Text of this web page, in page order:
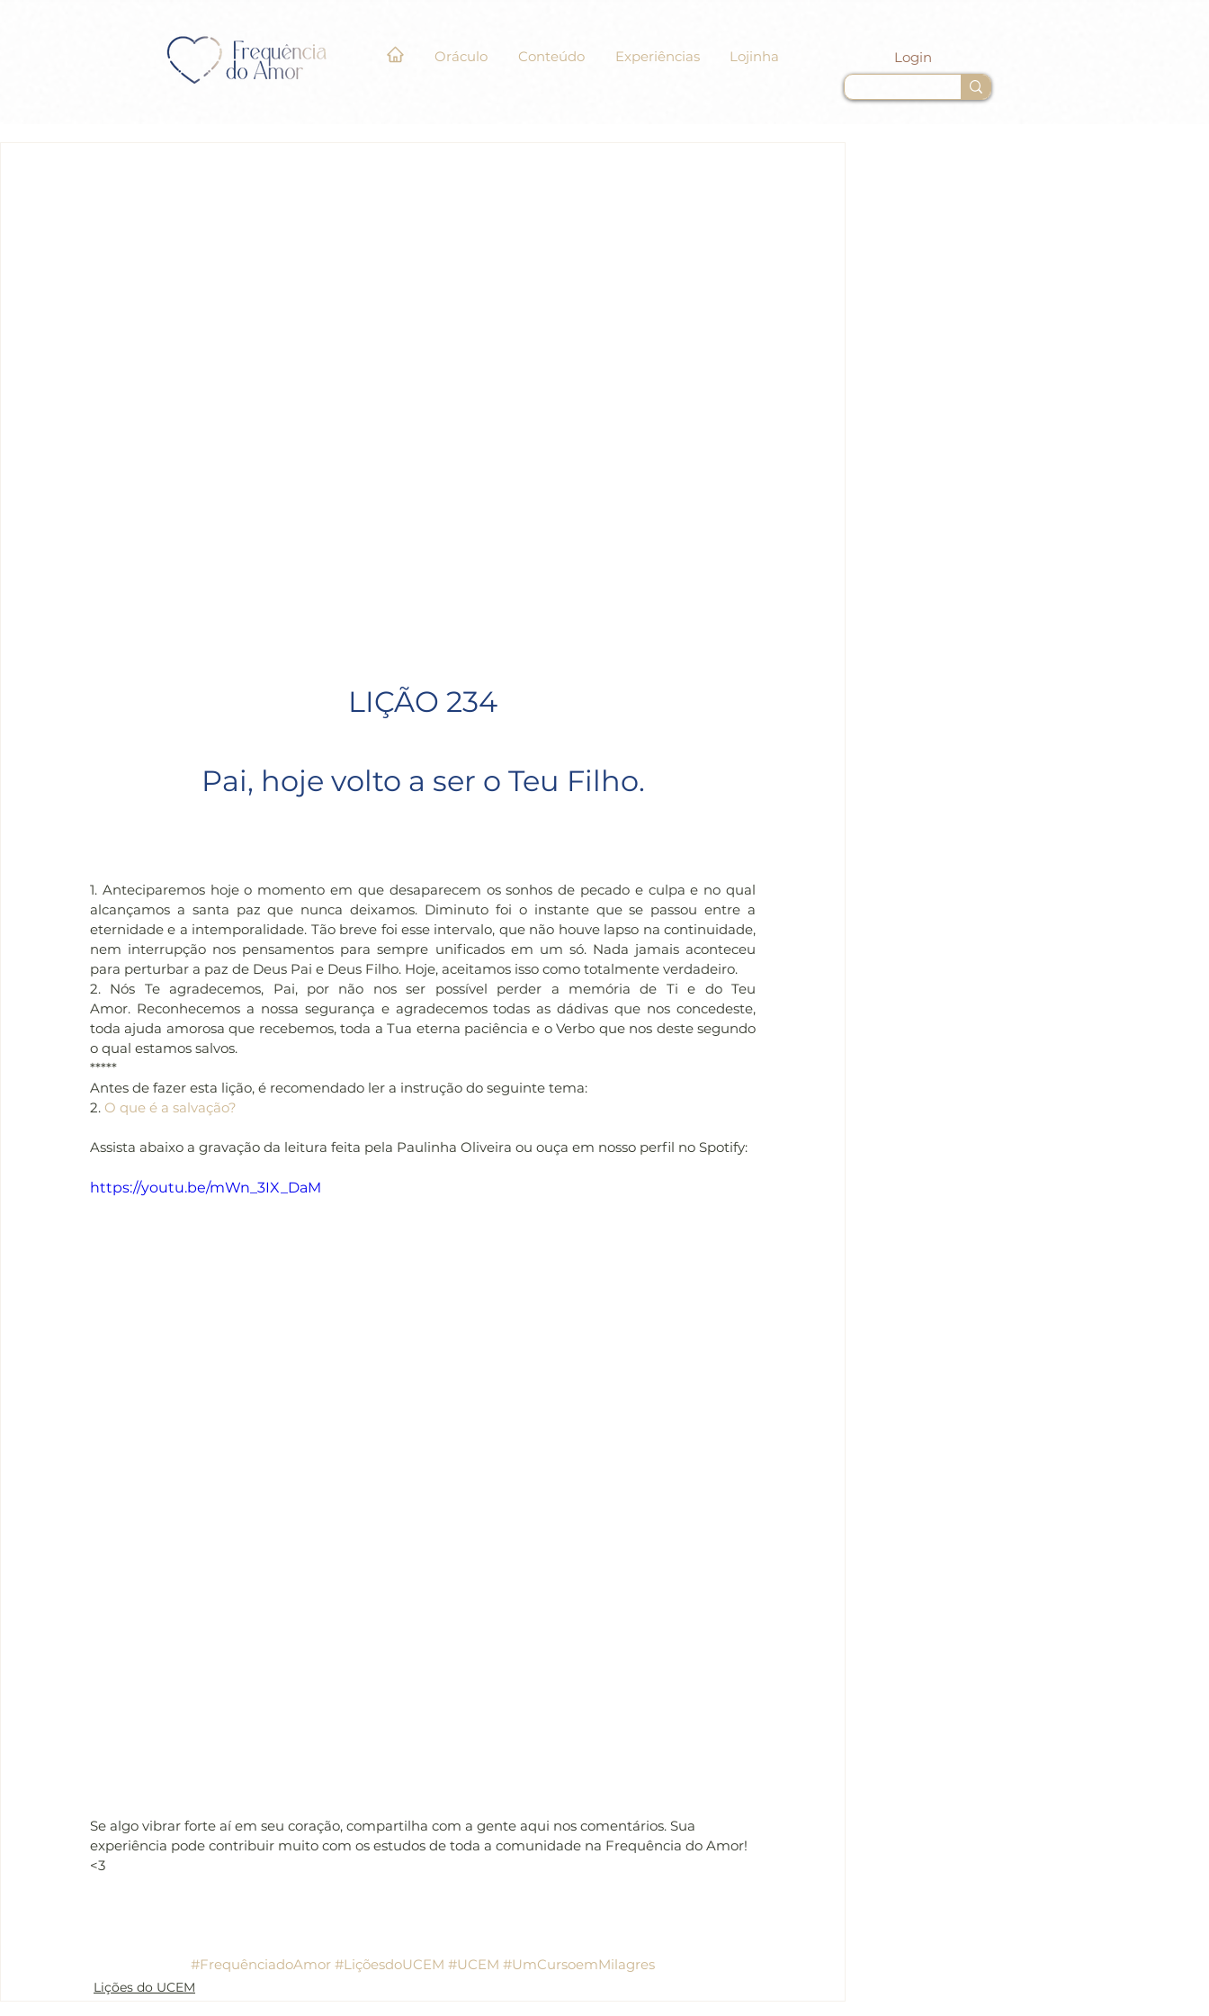
Oráculo Conteúdo Experiências Lojinha Login
LIÇÃO 234
Pai, hoje volto a ser o Teu Filho.
1. Anteciparemos hoje o momento em que desaparecem os sonhos de pecado e culpa e no qual
alcançamos a santa paz que nunca deixamos. Diminuto foi o instante que se passou entre a
eternidade e a intemporalidade. Tão breve foi esse intervalo, que não houve lapso na continuidade,
nem interrupção nos pensamentos para sempre unificados em um só. Nada jamais aconteceu
para perturbar a paz de Deus Pai e Deus Filho. Hoje, aceitamos isso como totalmente verdadeiro.
2. Nós Te agradecemos, Pai, por não nos ser possível perder a memória de Ti e do Teu
Amor. Reconhecemos a nossa segurança e agradecemos todas as dádivas que nos concedeste,
toda ajuda amorosa que recebemos, toda a Tua eterna paciência e o Verbo que nos deste segundo
o qual estamos salvos.
*****
Antes de fazer esta lição, é recomendado ler a instrução do seguinte tema:
2. O que é a salvação?
Assista abaixo a gravação da leitura feita pela Paulinha Oliveira ou ouça em nosso perfil no Spotify:
https://youtu.be/mWn_3IX_DaM
Se algo vibrar forte aí em seu coração, compartilha com a gente aqui nos comentários. Sua
experiência pode contribuir muito com os estudos de toda a comunidade na Frequência do Amor!
<3
#FrequênciadoAmor #LiçõesdoUCEM #UCEM #UmCursoemMilagres
Lições do UCEM